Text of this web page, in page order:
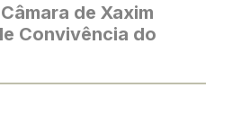
de Xaxim
Convivência do